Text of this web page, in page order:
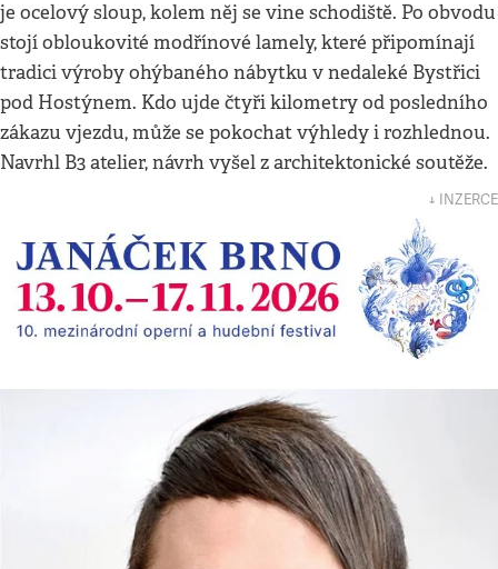
je ocelový sloup, kolem něj se vine schodiště. Po obvodu
stojí obloukovité modřínové lamely, které připomínají
tradici výroby ohýbaného nábytku v nedaleké Bystřici
pod Hostýnem. Kdo ujde čtyři kilometry od posledního
zákazu vjezdu, může se pokochat výhledy i rozhlednou.
Navrhl B3 atelier, návrh vyšel z architektonické soutěže.
↓ INZERCE